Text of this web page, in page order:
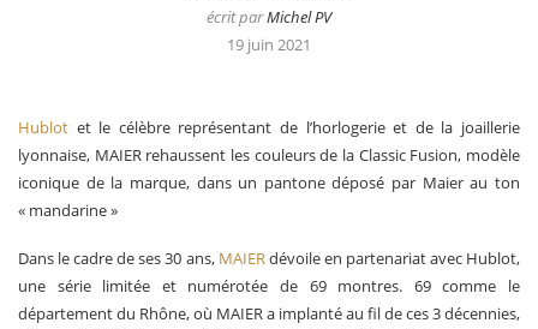
écrit parMichel PV
19 juin 2021
Hublot et le célèbre représentant de l’horlogerie et de la joaillerie
lyonnaise, MAIER rehaussent les couleurs de la Classic Fusion, modèle
iconique de la marque, dans un pantone déposé par Maier au ton
« mandarine »
Dans le cadre de ses 30 ans, MAIERdévoile en partenariat avec Hublot,
une série limitée et numérotée de 69 montres. 69 comme le
département du Rhône, où MAIER a implanté au fil de ces 3 décennies,